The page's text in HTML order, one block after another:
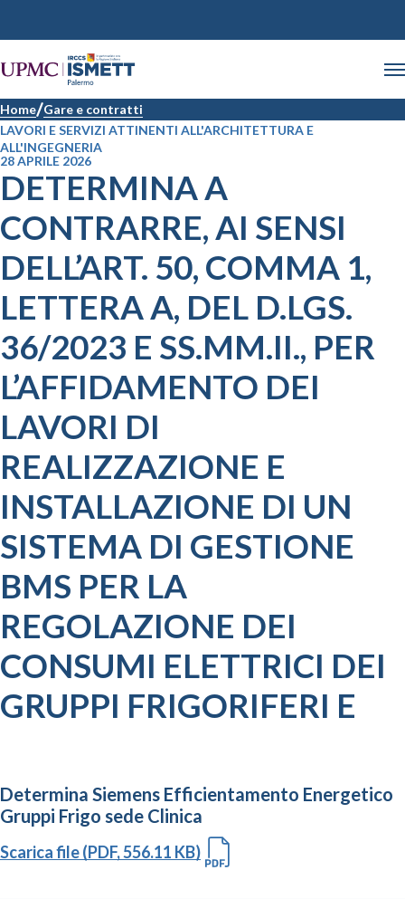
Home Gare e contratti
LAVORI E SERVIZI ATTINENTI ALL'ARCHITETTURA E
ALL'INGEGNERIA
28 APRILE 2026
DETERMINA A
CONTRARRE, AI SENSI
DELL’ART. 50, COMMA 1,
LETTERA A, DEL D.LGS.
36/2023 E SS.MM.II., PER
L’AFFIDAMENTO DEI
LAVORI DI
REALIZZAZIONE E
INSTALLAZIONE DI UN
SISTEMA DI GESTIONE
BMS PER LA
REGOLAZIONE DEI
CONSUMI ELETTRICI DEI
GRUPPI FRIGORIFERI E
Determina Siemens Efficientamento Energetico
Gruppi Frigo sede Clinica
Scarica file (PDF, 556.11 KB)